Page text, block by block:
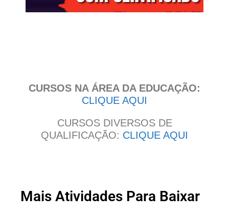
CURSOS NA ÁREA DA EDUCAÇÃO:
CLIQUE AQUI
CURSOS DIVERSOS DE
QUALIFICAÇÃO: CLIQUE AQUI
Mais Atividades Para Baixar